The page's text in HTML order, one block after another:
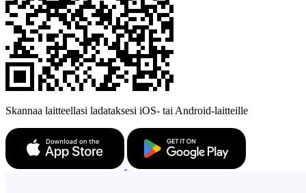
Skannaa laitteellasi ladataksesi iOS- tai Android-laitteille